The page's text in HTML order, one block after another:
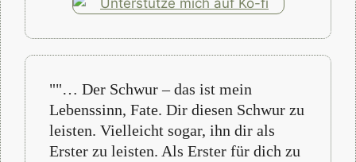
""… Der Schwur – das ist mein
Lebenssinn, Fate. Dir diesen Schwur zu
leisten. Vielleicht sogar, ihn dir als
Erster zu leisten. Als Erster für dich zu